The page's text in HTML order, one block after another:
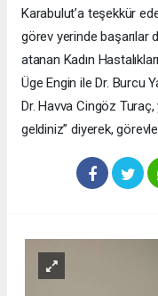
Karabulut’a teşekkür
görev yerinde başarılar
atanan Kadın
Üge Engin ile Dr. Burcu
Dr. Havva Cingöz
geldiniz” diyerek,